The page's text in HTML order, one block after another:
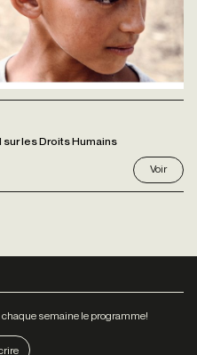
sur les Droits Humains
Voir
semaine le programme!